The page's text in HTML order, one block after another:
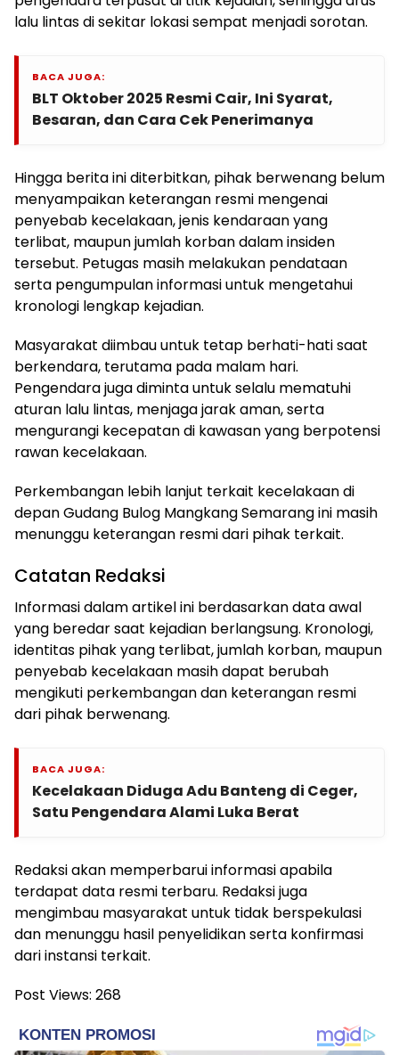
lalu lintas di sekitar lokasi sempat menjadi sorotan.
BACA JUGA:
BLT Oktober 2025 Resmi Cair, Ini Syarat,
Besaran, dan Cara Cek Penerimanya
Hingga berita ini diterbitkan, pihak berwenang belum
menyampaikan keterangan resmi mengenai
penyebab kecelakaan, jenis kendaraan yang
terlibat, maupun jumlah korban dalam insiden
tersebut. Petugas masih melakukan pendataan
serta pengumpulan informasi untuk mengetahui
kronologi lengkap kejadian.
Masyarakat diimbau untuk tetap berhati-hati saat
berkendara, terutama pada malam hari.
Pengendara juga diminta untuk selalu mematuhi
aturan lalu lintas, menjaga jarak aman, serta
mengurangi kecepatan di kawasan yang berpotensi
rawan kecelakaan.
Perkembangan lebih lanjut terkait kecelakaan di
depan Gudang Bulog Mangkang Semarang ini masih
menunggu keterangan resmi dari pihak terkait.
Catatan Redaksi
Informasi dalam artikel ini berdasarkan data awal
yang beredar saat kejadian berlangsung. Kronologi,
identitas pihak yang terlibat, jumlah korban, maupun
penyebab kecelakaan masih dapat berubah
mengikuti perkembangan dan keterangan resmi
dari pihak berwenang.
BACA JUGA:
Kecelakaan Diduga Adu Banteng di Ceger,
Satu Pengendara Alami Luka Berat
Redaksi akan memperbarui informasi apabila
terdapat data resmi terbaru. Redaksi juga
mengimbau masyarakat untuk tidak berspekulasi
dan menunggu hasil penyelidikan serta konfirmasi
dari instansi terkait.
Post Views: 268